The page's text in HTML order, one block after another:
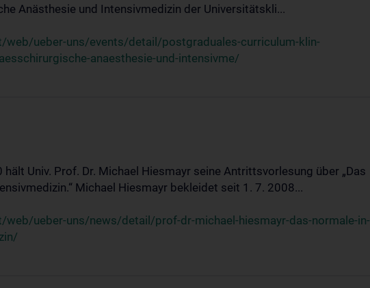
Anästhesie und Intensivmedizin der Universitätskli...
web/ueber-uns/events/detail/postgraduales-curriculum-klin-
anaesthesie-und-intensivme/
Univ. Prof. Dr. Michael Hiesmayr seine Antrittsvorlesung über „Das
Michael Hiesmayr bekleidet seit 1. 7. 2008...
web/ueber-uns/news/detail/prof-dr-michael-hiesmayr-das-normale-in-